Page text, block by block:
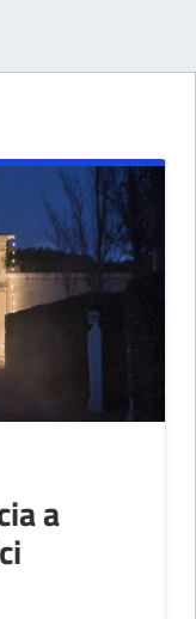
a